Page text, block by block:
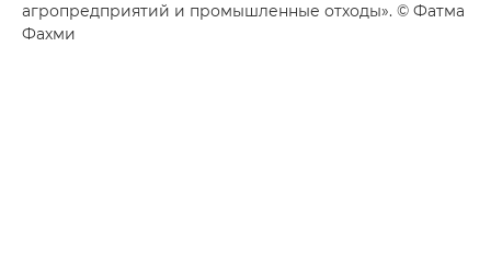
агропредприятий и промышленные отходы». © Фатма
Фахми